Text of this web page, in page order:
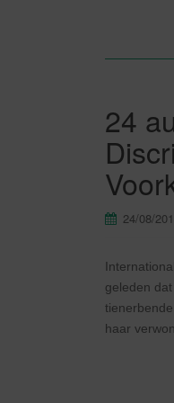
24
24/08/
geleden
haar